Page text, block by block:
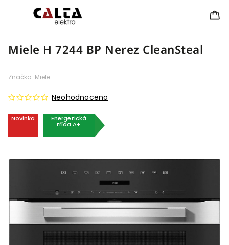
Miele H 7244 BP Nerez CleanSteal
Novinka Energetická
třída A+
Neohodnoceno
Značka: Miele